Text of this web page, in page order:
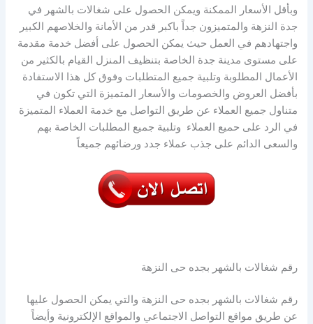
وبأقل الأسعار الممكنة ويمكن الحصول على شغالات بالشهر في
جدة النزهة والمتميزون جداً باكبر قدر من الأمانة والخلاصهم الكبير
واجتهادهم في العمل حيث يمكن الحصول على أفضل خدمة مقدمة
على مستوى مدينة جدة الخاصة بتنظيف المنزل القيام بالكثير من
الأعمال المطلوبة وتلبية جميع المتطلبات وفوق كل هذا الاستفادة
بأفضل العروض والخصومات والأسعار المتميزة التي تكون في
متناول جميع العملاء عن طريق التواصل مع خدمة العملاء المتميزة
في الرد على حميع العملاء وتلبية جميع المطلبات الخاصة بهم
والسعى الدائم على جذب عملاء جدد ورضائهم جميعاً
رقم شغالات بالشهر بجده حى النزهة
رقم شغالات بالشهر بجده حى النزهة والتي يمكن الحصول عليها
عن طريق مواقع التواصل الاجتماعي والمواقع الإلكترونية وأيضاً